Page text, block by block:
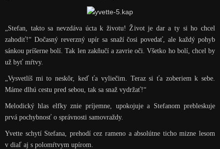
„Stefan, takto sa nevzdáva úcta k životu! Život je dar a ty si ho chcel
zahodiť!“ Dočasný reverzný upír sa snaží čosi povedať, ale každý pohyb
sánkou príšerne bolí. Tak len zakňučí a zavrie oči. Všetko ho bolí, chcel by
už byť mŕtvy.
„Vysvetlíš mi to neskôr, keď ťa vyliečim. Teraz si ťa zoberiem k sebe.
Máme dlhú cestu pred sebou, tak sa snaž vydržať!“
Melodický hlas elfky znie príjemne, upokojuje a Stefanom prebleskuje
prvá pochybnosť o správnosti samovraždy.
Yvette schytí Stefana, prehodí cez rameno a absolútne ticho mizne lesom
v diaľ aj s polomŕtvym upírom.